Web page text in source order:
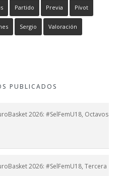
Partido Previa Pívot
Sergio Valoración
PUBLICADOS
2026: #SelFemU18, Octavos
2026: #SelFemU18, Tercera